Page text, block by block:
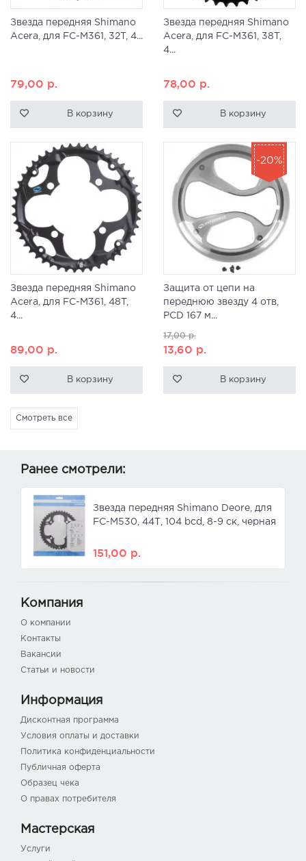
Звезда передняя Shimano
Acera, для FC-M361, 32T, 4...
79,00 р.
В корзину
Звезда передняя Shimano
Acera, для FC-M361, 38T,
4...
78,00 р.
В корзину
Звезда передняя Shimano
Acera, для FC-M361, 48T,
4...
89,00 р.
В корзину
Защита от цепи на
переднюю звезду 4 отв,
PCD 167 м...
17,00р.
13,60 р.
В корзину
-20%
Смотреть все
Ранее смотрели:
Звезда передняя Shimano Deore, для
FC-M530, 44Т, 104 bcd, 8-9 ск, черная
151,00 р.
Компания
О компании
Контакты
Вакансии
Статьи и новости
Информация
Дисконтная программа
Условия оплаты и доставки
Политика конфиденциальности
Публичная оферта
Образец чека
О правах потребителя
Мастерская
Услуги